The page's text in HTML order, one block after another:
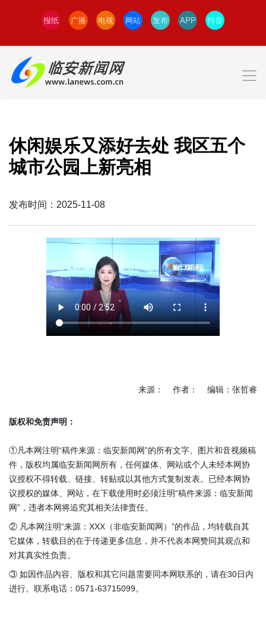
报纸 广播 电视 网站 发布 APP 抖音
休闲娱乐又添好去处 我区五个
城市公园上新亮相
发布时间：2025-11-08
来源： 作者： 编辑：张哲睿
版权和免责声明：
①凡本网注明“稿件来源：临安新闻网”的所有文字、图片和音视频稿
件，版权均属临安新闻网所有，任何媒体、网站或个人未经本网协
议授权不得转载、链接、转贴或以其他方式复制发表。已经本网协
议授权的媒体、网站，在下载使用时必须注明“稿件来源：临安新闻
网”，违者本网将追究其相关法律责任。
② 凡本网注明“来源：XXX（非临安新闻网）”的作品，均转载自其
它媒体，转载目的在于传递更多信息，并不代表本网赞同其观点和
对其真实性负责。
③ 如因作品内容、版权和其它问题需要同本网联系的，请在30日内
进行。联系电话：0571-63715099。